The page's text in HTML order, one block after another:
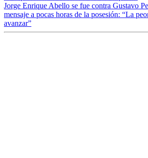
Jorge Enrique Abello se fue contra Gustavo
mensaje a pocas horas de la posesión: “La
avanzar”